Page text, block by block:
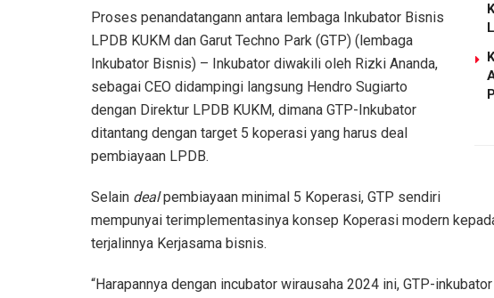
Proses penandatangann antara lembaga Inkubator Bisnis
LPDB KUKM dan Garut Techno Park (GTP) (lembaga
Inkubator Bisnis) – Inkubator diwakili oleh Rizki Ananda,
sebagai CEO didampingi langsung Hendro Sugiarto
dengan Direktur LPDB KUKM, dimana GTP-Inkubator
ditantang dengan target 5 koperasi yang harus deal
pembiayaan LPDB.
Selain dealpembiayaan minimal 5 Koperasi, GTP sendiri
mempunyai terimplementasinya konsep Koperasi modern
terjalinnya Kerjasama bisnis.
“Harapannya dengan incubator wirausaha 2024 ini, GTP-